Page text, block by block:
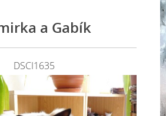
a Gabík
DSCI1635